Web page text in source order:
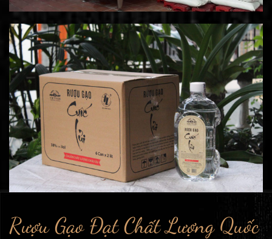
Rượu Gạo Đạt Chất Lượng Quốc